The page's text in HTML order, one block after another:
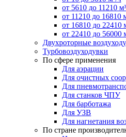
от 5610 до 11210
от 11210 до 16810
от 16810 до 22410
от 22410 до 56000
Двухроторные
Турбовоздуходувки
По сфере применения
Для аэрации
Для очистных
Для
Для станков ЧПУ
Для барботажа
Для УЗВ
Для нагнетания
По стране